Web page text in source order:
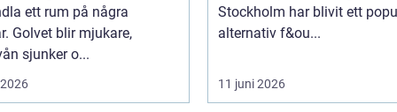
ett rum på några
Golvet blir mjukare,
sjunker o...
Stockholm har blivit ett
alternativ f&ou...
11 juni 2026